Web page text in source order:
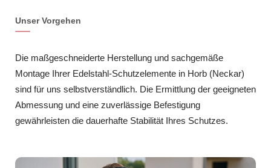
Unser Vorgehen
Die maßgeschneiderte Herstellung und sachgemäße
Montage Ihrer Edelstahl-Schutzelemente in Horb (Neckar)
sind für uns selbstverständlich. Die Ermittlung der geeigneten
Abmessung und eine zuverlässige Befestigung
gewährleisten die dauerhafte Stabilität Ihres Schutzes.